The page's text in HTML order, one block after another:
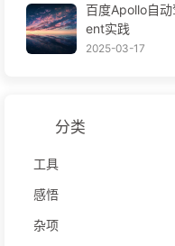
百度Apollo自
ent实践
2025-03-17
分类
工具
感悟
杂项